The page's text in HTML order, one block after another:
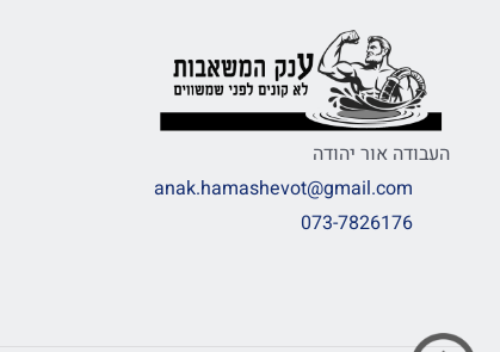
העבודה אור יהודה
anak.hamashevot@gmail.com
073-7826176